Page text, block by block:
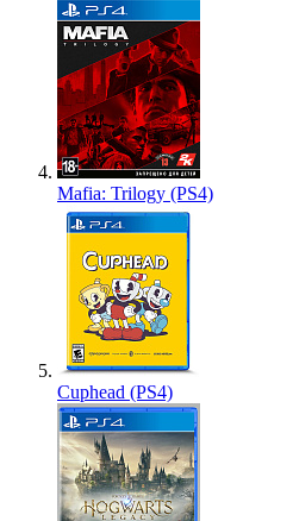
Mafia: Trilogy (PS4)
Cuphead (PS4)